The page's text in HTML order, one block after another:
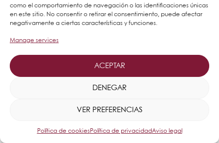
como el comportamiento de navegación o las identificaciones únicas
en este sitio. No consentir o retirar el consentimiento, puede afectar
negativamente a ciertas características y funciones.
Manage services
ACEPTAR
DENEGAR
VER PREFERENCIAS
Política de cookiesPolítica de privacidadAviso legal